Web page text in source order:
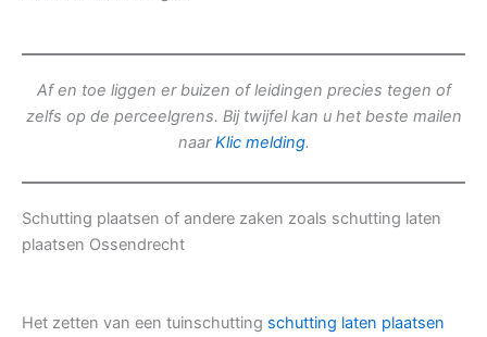
Af en toe liggen er buizen of leidingen precies tegen of
zelfs op de perceelgrens. Bij twijfel kan u het beste mailen
naarKlic melding.
Schutting plaatsen of andere zaken zoals schutting laten
plaatsen Ossendrecht
Het zetten van een tuinschutting schutting laten plaatsen